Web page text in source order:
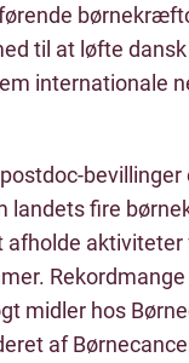
til at løfte dansk
internationale
bevillinger
landets fire
aktiviteter
midler hos
af